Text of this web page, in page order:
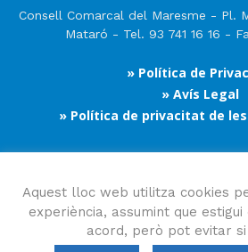
Consell Comarcal del Maresme - Pl.
Mataró - Tel. 93 741 16 16 -
» Política de
» Avís Legal
» Política de privacitat de
Segueix-nos
Aquest lloc web utilitza cookies
experiència, assumint que
acord, però pot evitar